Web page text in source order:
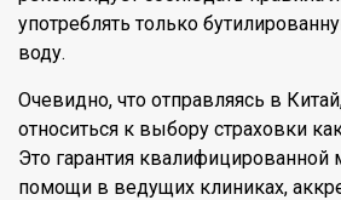
употреблять только
воду.
Очевидно, что отправляясь в
относиться к выбору страховки
Это гарантия квалифицированной
помощи в ведущих клиниках,